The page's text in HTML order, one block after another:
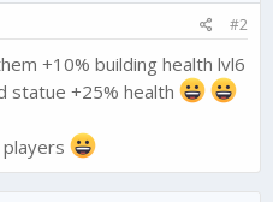
#2
+10% building health lvl6
statue +25% health